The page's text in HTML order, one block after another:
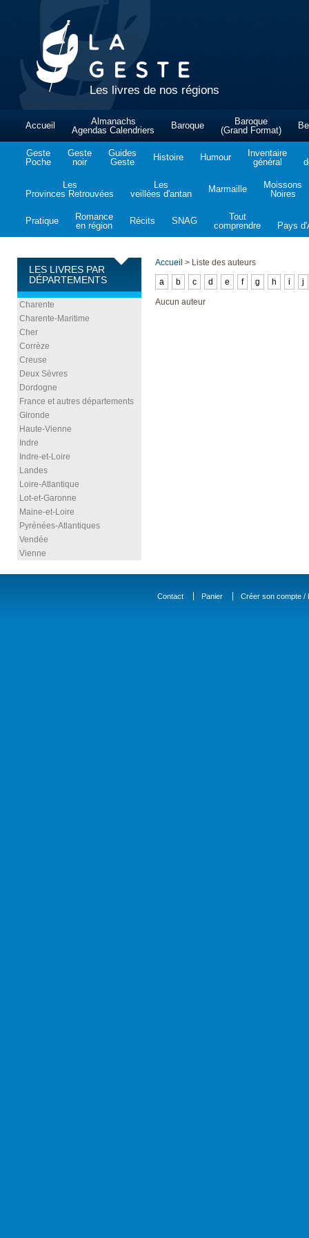
Les livres de nos régions
Accueil
Almanachs
Agendas Calendriers
Baroque
Baroque
(Grand Format)
Geste
Poche
Geste
noir
Guides
Geste
Histoire Humour
Inventaire
général
Les
Provinces Retrouvées
Les
veillées d'antan
Marmaille
Moissons
Noires
Pratique
Romance
en région
Récits SNAG
Tout
comprendre
Pays
LES LIVRES PAR
DÉPARTEMENTS
Charente
Charente-Maritime
Cher
Corrèze
Creuse
Deux Sèvres
Dordogne
France et autres départements
Gironde
Haute-Vienne
Indre
Indre-et-Loire
Landes
Loire-Atlantique
Lot-et-Garonne
Maine-et-Loire
Pyrénées-Atlantiques
Vendée
Vienne
Accueil > Liste des auteurs
a
b c d e f g h i j
Aucun auteur
Contact Panier Créer son compte /